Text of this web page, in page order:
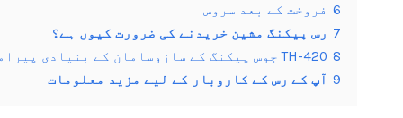
6 فروخت کے بعد سروس
7 رس پیکنگ مشین خریدنے کی ضرورت کیوں ہے؟
8 TH-420 جوس پیکنگ کے سازوسامان کے بنیادی پیرامیٹرز
9 آپ کے رس کے کاروبار کے لیے مزید معلومات